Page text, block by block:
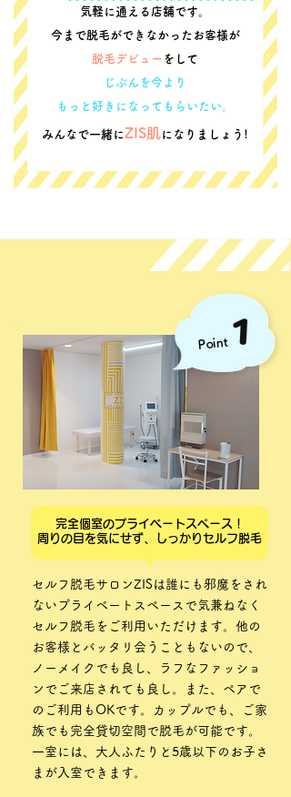
気軽に通える店舗です。
今まで脱毛ができなかったお客様が
脱毛デビュー をして
じぶんを今より
もっと好きになってもらいたい。
みんなで一緒に ZIS肌 になりましょう!
完全個室のプライベートスペース！
周りの目を気にせず、しっかりセルフ脱毛
セルフ脱毛サロンZISは誰にも邪魔をされ
ないプライベートスペースで気兼ねなく
セルフ脱毛をご利用いただけます。他の
お客様とバッタリ会うこともないので、
ノーメイクでも良し、ラフなファッショ
ンでご来店されても良し。また、ペアで
のご利用もOKです。カップルでも、ご家
族でも完全貸切空間で脱毛が可能です。
一室には、大人ふたりと5歳以下のお子さ
まが入室できます。
Point